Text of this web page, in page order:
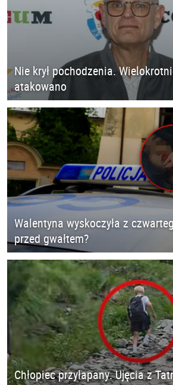
Nie krył pochodzenia.
atakowano
Walentyna wyskoczyła z
przed gwałtem?
Chłopiec przyłapany. Ujęcia z